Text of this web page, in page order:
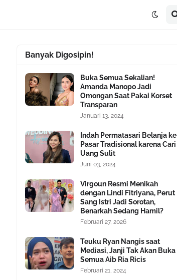
Banyak Digosipin!
Buka Semua Sekalian!
Amanda Manopo Jadi
Omongan Saat Pakai Korset
Transparan
Januari 13, 2024
Indah Permatasari Belanja ke
Pasar Tradisional karena Cari
Uang Sulit
Juni 03, 2024
Virgoun Resmi Menikah
dengan Lindi Fitriyana, Perut
Sang Istri Jadi Sorotan,
Benarkah Sedang Hamil?
Februari 27, 2026
Teuku Ryan Nangis saat
Mediasi, Janji Tak Akan Buka
Semua Aib Ria Ricis
Februari 21, 2024